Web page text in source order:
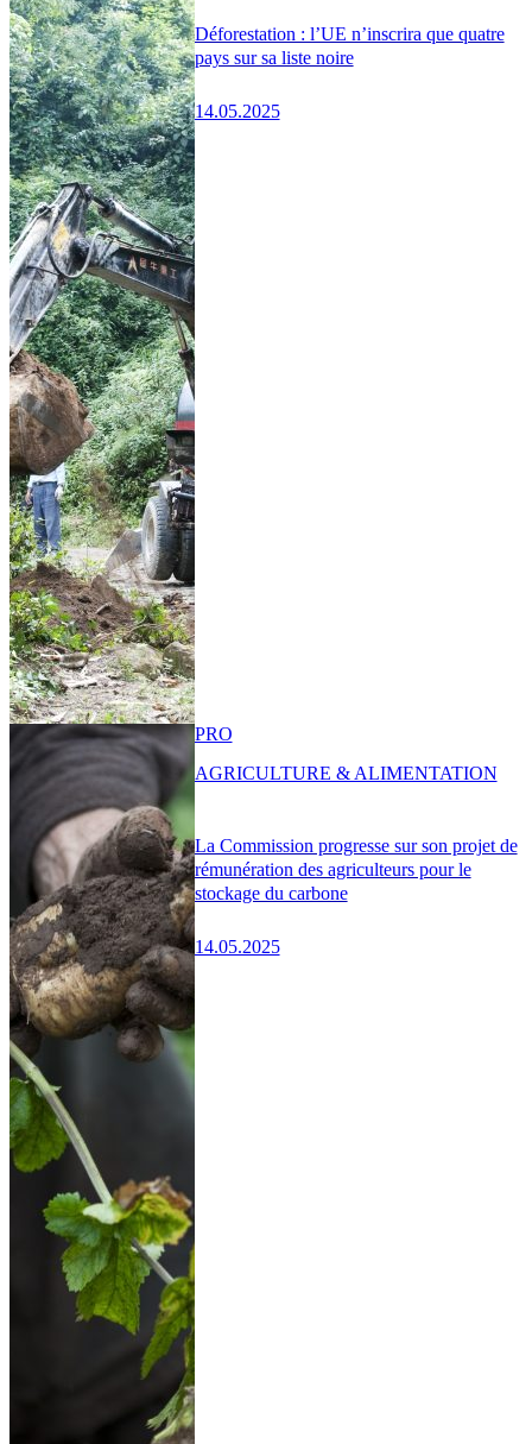
Déforestation : l’UE n’inscrira que quatre
pays sur sa liste noire
14.05.2025
La Commission progresse sur son projet de
rémunération des agriculteurs pour le
stockage du carbone
14.05.2025
PRO
AGRICULTURE & ALIMENTATION